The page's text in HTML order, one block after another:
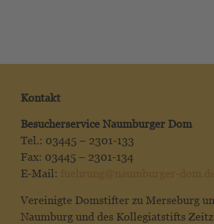
Kontakt
Besucherservice Naumburger Dom
Tel.: 03445 – 2301-133
Fax: 03445 – 2301-134
E-Mail:
Vereinigte Domstifter zu Merseburg
Naumburg und des Kollegiatstifts Zeitz